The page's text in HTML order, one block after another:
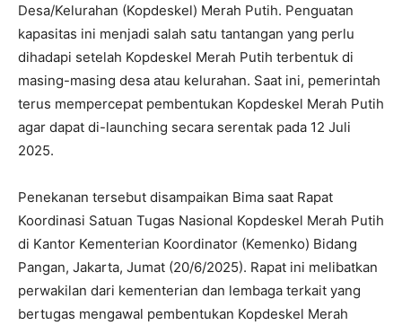
Desa/Kelurahan (Kopdeskel) Merah Putih. Penguatan
kapasitas ini menjadi salah satu tantangan yang perlu
dihadapi setelah Kopdeskel Merah Putih terbentuk di
masing-masing desa atau kelurahan. Saat ini, pemerintah
terus mempercepat pembentukan Kopdeskel Merah Putih
agar dapat di-launching secara serentak pada 12 Juli
2025.
Penekanan tersebut disampaikan Bima saat Rapat
Koordinasi Satuan Tugas Nasional Kopdeskel Merah Putih
di Kantor Kementerian Koordinator (Kemenko) Bidang
Pangan, Jakarta, Jumat (20/6/2025). Rapat ini melibatkan
perwakilan dari kementerian dan lembaga terkait yang
bertugas mengawal pembentukan Kopdeskel Merah